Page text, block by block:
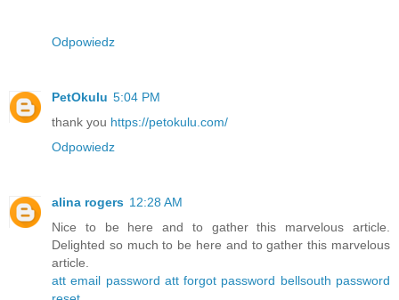
Odpowiedz
PetOkulu 5:04 PM
thank you https://petokulu.com/
Odpowiedz
alina rogers 12:28 AM
Nice to be here and to gather this marvelous article.
Delighted so much to be here and to gather this marvelous
article.
att email password att forgot password bellsouth password